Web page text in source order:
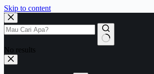
Skip to content
No results